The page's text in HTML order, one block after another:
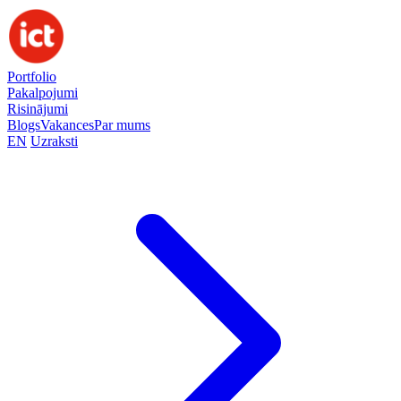
Portfolio
Pakalpojumi
Risinājumi
BlogsVakancesPar mums
EN Uzraksti